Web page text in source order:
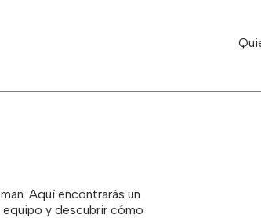
Aquí encontrarás un
y descubrir cómo